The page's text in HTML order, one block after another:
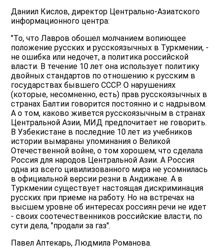
Даниил Кислов, директор Центрально-Азиатского
информационного центра:
"То, что Лавров обошел молчанием вопиющее
положение русских и русскоязычных в Туркмении, -
не ошибка или недочет, а политика российской
власти. В течение 10 лет она использует политику
двойных стандартов по отношению к русским в
государствах бывшего СССР. О нарушениях
(которые, несомненно, есть) прав русскоязычных в
странах Балтии говорится постоянно и с надрывом.
А о том, каково живется русскоязычным в странах
Центральной Азии, МИД предпочитает не говорить.
В Узбекистане в последние 10 лет из учебников
истории вымараны упоминания о Великой
Отечественной войне, о том хорошем, что сделала
Россия для народов Центральной Азии. А Россия
одна из всего цивилизованного мира не усомнилась
в официальной версии резни в Андижане. А в
Туркмении существует настоящая дискриминация
русских при приеме на работу. Но на встречах на
высшем уровне об интересах россиян речи не идет
- своих соотечественников российские власти, по
сути дела, "продали за газ".
Павел Аптекарь, Людмила Романова.